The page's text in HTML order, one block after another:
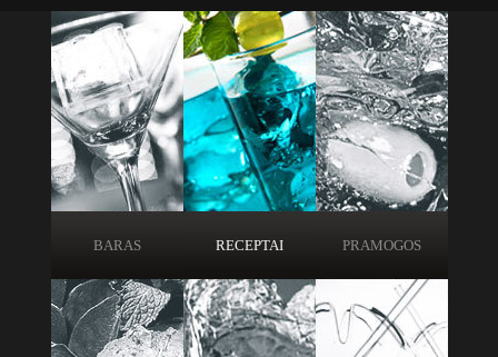
BARAS RECEPTAI PRAMOGOS